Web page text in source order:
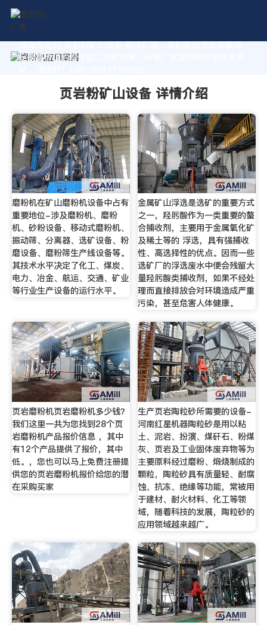
作为专业的 页岩粉矿山设备 制造厂家，我们致力于为您量身
定制高价值的粉体加工系统方案。获取厂家直销报价及技术支
页岩粉矿山设备 详情介绍
磨粉机在矿山磨粉机设备中占有
重要地位-涉及磨粉机、磨粉
机、砂粉设备、移动式磨粉机、
振动筛、分离器、选矿设备、粉
磨设备、磨粉筛生产线设备等。
其技术水平决定了化工、煤炭、
电力、冶金、航运、交通、矿业
等行业生产设备的运行水平。
金属矿山浮选是选矿的重要方式
之一，羟肟酸作为一类重要的螯
合捕收剂，主要用于金属氧化矿
及稀土等的 浮选，具有强捕收
性、高选择性的优点。因而一些
选矿厂的浮选废水中便会残留大
量羟肟酸类捕收剂，如果不经处
理而直接排放会对环境造成严重
污染，甚至危害人体健康。
页岩磨粉机页岩磨粉机多少钱？
我们这里一共为您找到28个页
岩磨粉机产品报价信息 ，其中
有12个产品提供了报价，其中
低。，您也可以马上免费注册提
供您的页岩磨粉机报价给您的潜
在采购买家
生产页岩陶粒砂所需要的设备-
河南红星机器陶粒砂是用以粘
土、泥岩、扮演、煤矸石、粉煤
灰、页岩及工业固体废弃物等为
主要原料经过磨粉、煅烧制成的
颗粒，陶粒砂具有质量轻、耐腐
蚀、抗冻、绝缘等功能，常被用
于建材、耐火材料、化工等领
域，随着科技的发展，陶粒砂的
应用领域越来越广。